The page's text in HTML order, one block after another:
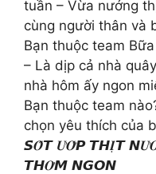
tuần – Vừa nướng
cùng người thân và
Bạn thuộc team
– Là dịp cả nhà
nhà hôm ấy ngon
Bạn thuộc team
chọn yêu thích của
𝙎𝑶̂́𝙏 𝑼̛𝑶̛́𝙋 𝙏𝙃𝑰̣𝙏
𝙏𝙃𝑶̛𝙈 𝙉𝙂𝙊𝙉